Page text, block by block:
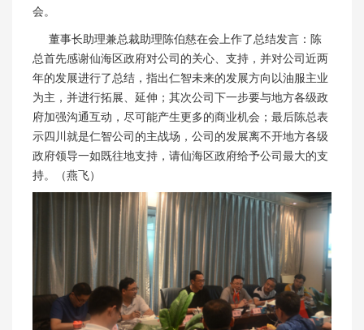
会。
董事长助理兼总裁助理陈伯慈在会上作了总结发言：陈
总首先感谢仙海区政府对公司的关心、支持，并对公司近两
年的发展进行了总结，指出仁智未来的发展方向以油服主业
为主，并进行拓展、延伸；其次公司下一步要与地方各级政
府加强沟通互动，尽可能产生更多的商业机会；最后陈总表
示四川就是仁智公司的主战场，公司的发展离不开地方各级
政府领导一如既往地支持，请仙海区政府给予公司最大的支
持。（燕飞）